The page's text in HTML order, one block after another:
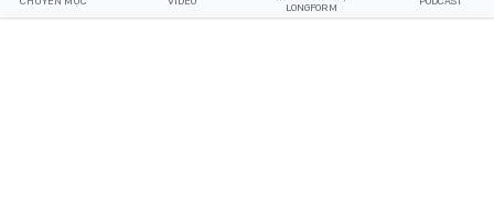
LONGFORM